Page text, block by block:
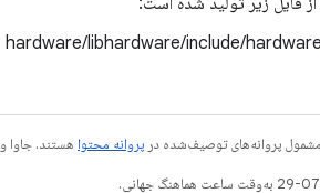
hardware/libhardware/include/
پروانه‌های توصیف‌شده در پروانه محتوا هستند. جاوا و OpenJDK علامت‌های تجاری یا علامت‌های تجاری ثبت‌شده Oracle و/یا وابسته‌های آن هستند.